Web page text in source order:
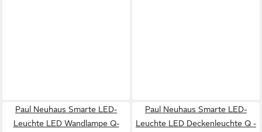
Paul Neuhaus Smarte LED-
Leuchte LED Wandlampe Q-
Paul Neuhaus Smarte LED-
Leuchte LED Deckenleuchte Q -